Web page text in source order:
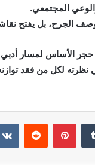
المجتمعي.
الجرح، بل يفتح
حجر الأساس
لكل من فقد
‏Tumblr بينتيريست ‏Reddit